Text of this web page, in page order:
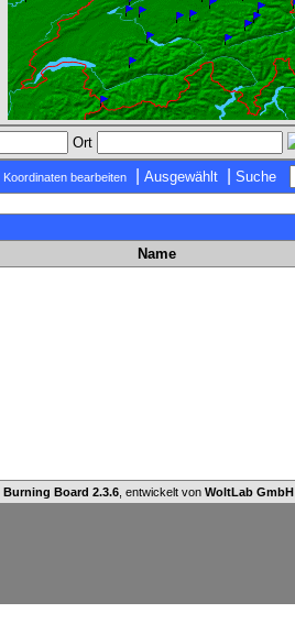
Ort
Koordinaten bearbeiten Ausgewählt Suche
Name
Burning Board 2.3.6 , entwickelt von WoltLab GmbH